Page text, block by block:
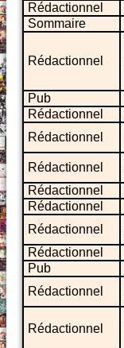
Rédactionnel
Sommaire
Rédactionnel
Pub
Rédactionnel
Rédactionnel
Rédactionnel
Rédactionnel
Rédactionnel
Rédactionnel
Rédactionnel
Pub
Rédactionnel
Rédactionnel